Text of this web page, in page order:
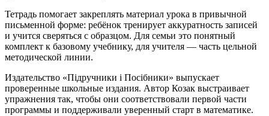
Тетрадь помогает закреплять материал урока в привычной
письменной форме: ребёнок тренирует аккуратность записей
и учится сверяться с образцом. Для семьи это понятный
комплект к базовому учебнику, для учителя — часть цельной
методической линии.
Издательство «Підручники і Посібники» выпускает
проверенные школьные издания. Автор Козак выстраивает
упражнения так, чтобы они соответствовали первой части
программы и поддерживали уверенный старт в математике.